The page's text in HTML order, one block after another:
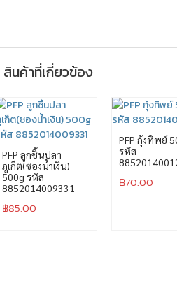
สินค้าที่เกี่ยวข้อง
PFP ลูกชิ้นปลา
ภูเก็ต(ซองน้ำเงิน)
500g รหัส
8852014009331
฿85.00
PFP กุ้งทิพย์
รหัส
฿70.00